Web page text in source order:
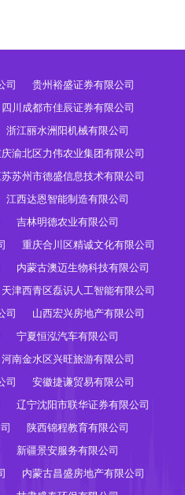
司
贵州裕盛证券有限公司
四川成都市佳辰证券有限公司
浙江丽水洲阳机械有限公司
渝北区力伟农业集团有限公司
苏州市德盛信息技术有限公司
江西达恩智能制造有限公司
吉林明德农业有限公司
重庆合川区精诚文化有限公司
内蒙古澳迈生物科技有限公司
天津西青区磊识人工智能有限公司
司
山西宏兴房地产有限公司
宁夏恒泓汽车有限公司
河南金水区兴旺旅游有限公司
司
安徽捷谦贸易有限公司
辽宁沈阳市联华证券有限公司
陕西锦程教育有限公司
新疆景安服务有限公司
内蒙古昌盛房地产有限公司